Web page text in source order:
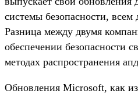
системы безопасности, всем
Разница между двумя
обеспечении безопасности
методах распространения
Обновления Microsoft, как